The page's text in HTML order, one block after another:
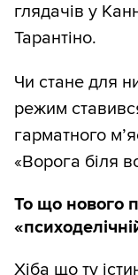
глядачів у
Тарантіно.
Чи стане для
режим
гарматного
«Ворога біля
То що нового
Хіба що ту